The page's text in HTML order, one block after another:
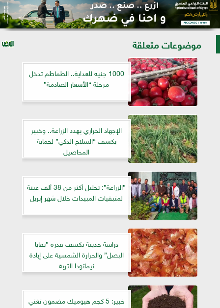
موضوعات متعلقة
1000 جنيه للعداية.. الطماطم تدخل
مرحلة “الأسعار الصادمة”
الإجهاد الحراري يهدد الزراعة.. وخبير
يكشف “السلاح الذكي” لحماية
المحاصيل
”الزراعة”: تحليل أكثر من 38 ألف عينة
لمتبقيات المبيدات خلال شهر إبريل
دراسة حديثة تكشف قدرة ”بقايا
البصل” والحرارة الشمسية على إبادة
نيماتودا التربة
خبير: 5 كجم هيوميك مضمون تغني